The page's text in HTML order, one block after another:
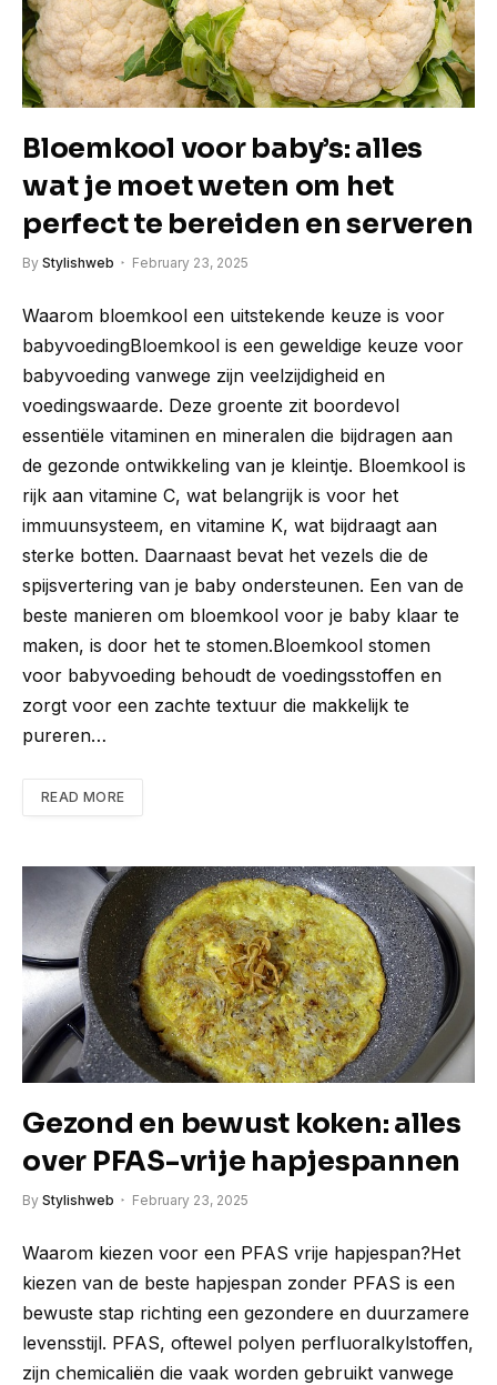
Bloemkool voor baby’s: alles
wat je moet weten om het
perfect te bereiden en serveren
By Stylishweb February 23, 2025
Waarom bloemkool een uitstekende keuze is voor
babyvoedingBloemkool is een geweldige keuze voor
babyvoeding vanwege zijn veelzijdigheid en
voedingswaarde. Deze groente zit boordevol
essentiële vitaminen en mineralen die bijdragen aan
de gezonde ontwikkeling van je kleintje. Bloemkool is
rijk aan vitamine C, wat belangrijk is voor het
immuunsysteem, en vitamine K, wat bijdraagt aan
sterke botten. Daarnaast bevat het vezels die de
spijsvertering van je baby ondersteunen. Een van de
beste manieren om bloemkool voor je baby klaar te
maken, is door het te stomen.Bloemkool stomen
voor babyvoeding behoudt de voedingsstoffen en
zorgt voor een zachte textuur die makkelijk te
pureren…
READ MORE
Gezond en bewust koken: alles
over PFAS-vrije hapjespannen
By Stylishweb February 23, 2025
Waarom kiezen voor een PFAS vrije hapjespan?Het
kiezen van de beste hapjespan zonder PFAS is een
bewuste stap richting een gezondere en duurzamere
levensstijl. PFAS, oftewel polyen perfluoralkylstoffen,
zijn chemicaliën die vaak worden gebruikt vanwege